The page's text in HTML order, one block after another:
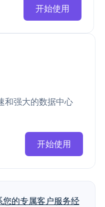
开始使用
和强大的数据中心
开始使用
您的专属客户服务经